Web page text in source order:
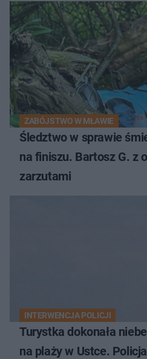
ZABÓJSTWO W MŁAWIE
Śledztwo w sprawie
na finiszu. Bartosz G. z
zarzutami
INTERWENCJA POLICJI
Turystka dokonała
na plaży w Ustce.